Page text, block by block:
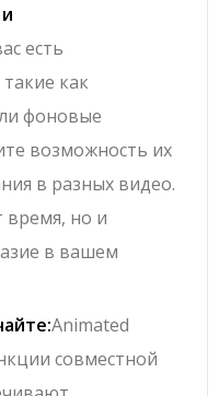
есть
как
фоновые
возможность их
в разных видео.
время, но и
в вашем
Animated
совместной